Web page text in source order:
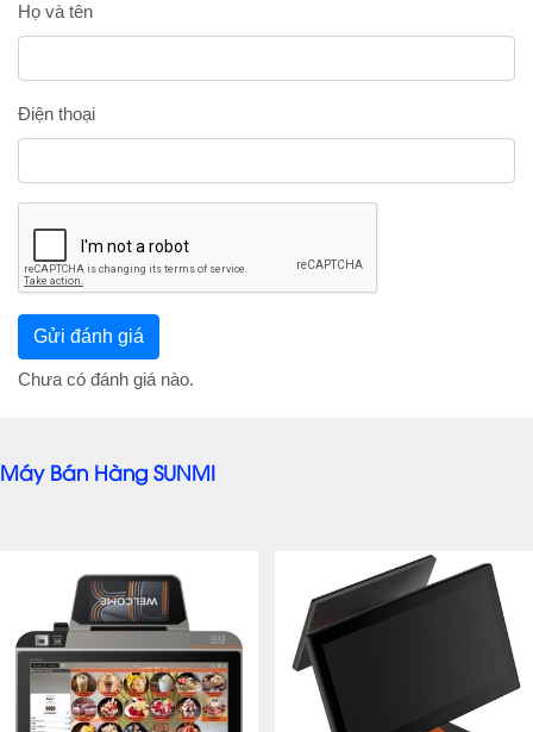
Họ và tên
Điện thoại
Chưa có đánh giá nào.
Máy Bán Hàng SUNMI